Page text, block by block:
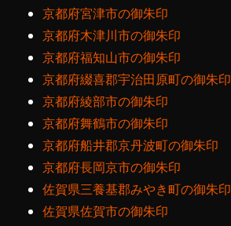
京都府宮津市の御朱印
京都府木津川市の御朱印
京都府福知山市の御朱印
京都府綴喜郡宇治田原町の御朱印
京都府綾部市の御朱印
京都府舞鶴市の御朱印
京都府船井郡京丹波町の御朱印
京都府長岡京市の御朱印
佐賀県三養基郡みやき町の御朱印
佐賀県佐賀市の御朱印